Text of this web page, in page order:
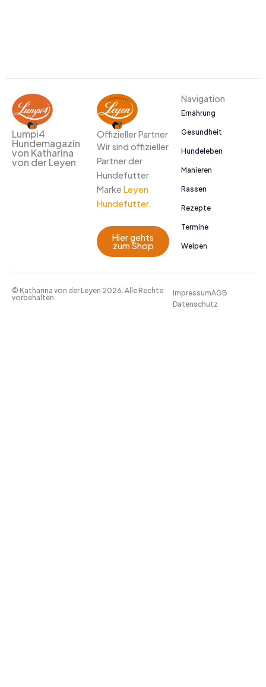
Lumpi4
Hundemagazin
von Katharina
von der Leyen
Offizieller Partner
Wir sind offizieller
Partner der
Hundefutter
Marke Leyen
Hundefutter.
Hier gehts
zum Shop
Navigation
Ernährung
Gesundheit
Hundeleben
Manieren
Rassen
Rezepte
Termine
Welpen
© Katharina von der Leyen 2026. Alle Rechte
vorbehalten.
ImpressumAGB
Datenschutz